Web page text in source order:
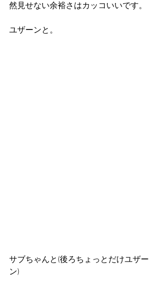
然見せない余裕さはカッコいいです。
ユザーンと。
サブちゃんと(後ろちょっとだけユザー
ン)